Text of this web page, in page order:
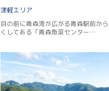
津軽
目の前に青森湾が広がる青森駅前か
くしてある「青森魚菜センター…